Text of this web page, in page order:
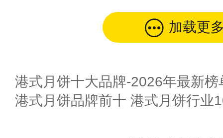
加载更
港式月饼十大品牌-2026年最新榜
港式月饼品牌前十 港式月饼行业